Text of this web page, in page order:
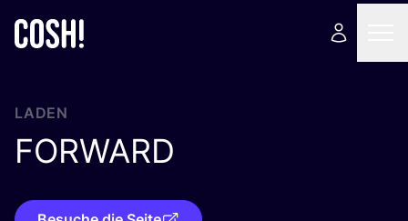
LADEN
FORWARD